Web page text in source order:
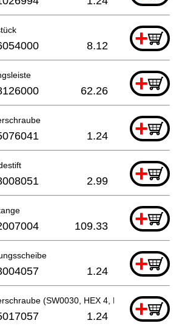
+
8.12
+
62.26
+
1.24
+
2.99
+
109.33
+
1.24
(SW0030, HEX 4, M 5, L 20 MM)
+
1.24